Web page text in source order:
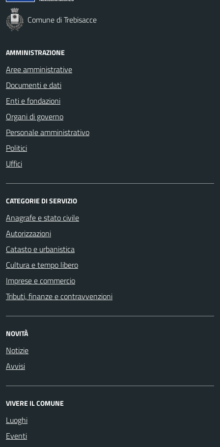
Comune di Trebisacce
AMMINISTRAZIONE
Aree amministrative
Documenti e dati
Enti e fondazioni
Organi di governo
Personale amministrativo
Politici
Uffici
CATEGORIE DI SERVIZIO
Anagrafe e stato civile
Autorizzazioni
Catasto e urbanistica
Cultura e tempo libero
Imprese e commercio
Tributi, finanze e contravvenzioni
NOVITÀ
Notizie
Avvisi
VIVERE IL COMUNE
Luoghi
Eventi